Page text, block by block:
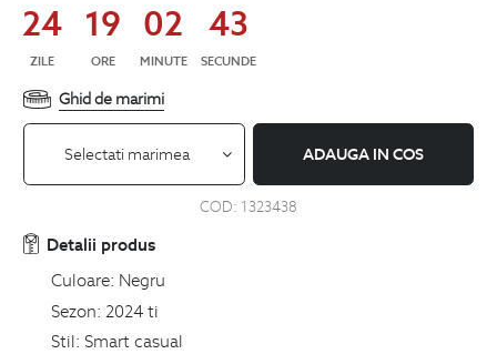
24
ZILE
19
ORE
02
MINUTE
43
SECUNDE
Ghid de marimi
Selectati marimea ADAUGA IN COS
COD: 1323438
Detalii produs
Culoare: Negru
Sezon: 2024 ti
Stil: Smart casual